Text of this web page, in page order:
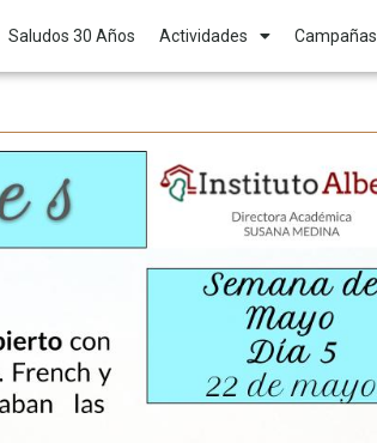
Saludos 30 Años Actividades Campañas